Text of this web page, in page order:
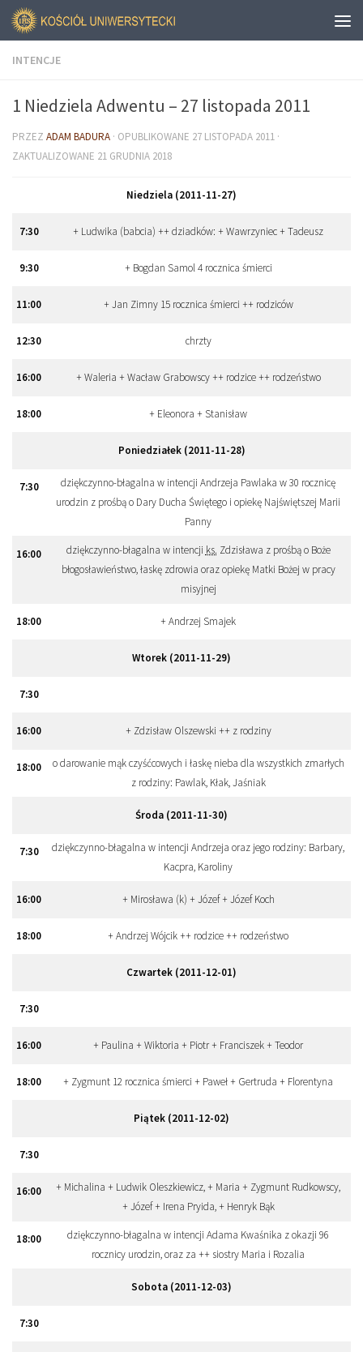
INTENCJE
1 Niedziela Adwentu – 27 listopada 2011
PRZEZ ADAM BADURA · OPUBLIKOWANE 27 LISTOPADA 2011 ·
ZAKTUALIZOWANE 21 GRUDNIA 2018
Niedziela (2011-11-27)
7:30 + Ludwika (babcia) ++ dziadków: + Wawrzyniec + Tadeusz
9:30 + Bogdan Samol 4 rocznica śmierci
11:00 + Jan Zimny 15 rocznica śmierci ++ rodziców
12:30 chrzty
16:00 + Waleria + Wacław Grabowscy ++ rodzice ++ rodzeństwo
18:00 + Eleonora + Stanisław
Poniedziałek (2011-11-28)
7:30
dziękczynno-błagalna w intencji Andrzeja Pawlaka w 30 rocznicę
urodzin z prośbą o Dary Ducha Świętego i opiekę Najświętszej Marii
Panny
16:00 dziękczynno-błagalna w intencji ks. Zdzisława z prośbą o Boże
błogosławieństwo, łaskę zdrowia oraz opiekę Matki Bożej w pracy
misyjnej
18:00 + Andrzej Smajek
Wtorek (2011-11-29)
7:30
16:00 + Zdzisław Olszewski ++ z rodziny
18:00
o darowanie mąk czyśćcowych i łaskę nieba dla wszystkich zmarłych
z rodziny: Pawlak, Kłak, Jaśniak
Środa (2011-11-30)
7:30
dziękczynno-błagalna w intencji Andrzeja oraz jego rodziny: Barbary,
Kacpra, Karoliny
16:00 + Mirosława (k) + Józef + Józef Koch
18:00 + Andrzej Wójcik ++ rodzice ++ rodzeństwo
Czwartek (2011-12-01)
7:30
16:00 + Paulina + Wiktoria + Piotr + Franciszek + Teodor
18:00 + Zygmunt 12 rocznica śmierci + Paweł + Gertruda + Florentyna
Piątek (2011-12-02)
7:30
16:00
+ Michalina + Ludwik Oleszkiewicz, + Maria + Zygmunt Rudkowscy,
+ Józef + Irena Pryida, + Henryk Bąk
18:00
dziękczynno-błagalna w intencji Adama Kwaśnika z okazji 96
rocznicy urodzin, oraz za ++ siostry Maria i Rozalia
Sobota (2011-12-03)
7:30